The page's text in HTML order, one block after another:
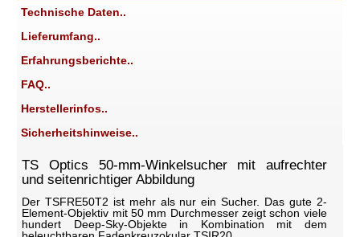
Technische Daten..
Lieferumfang..
Erfahrungsberichte..
FAQ..
Herstellerinfos..
Sicherheitshinweise..
TS Optics 50-mm-Winkelsucher mit aufrechter
und seitenrichtiger Abbildung
Der TSFRE50T2 ist mehr als nur ein Sucher. Das gute 2-
Element-Objektiv mit 50 mm Durchmesser zeigt schon viele
hundert Deep-Sky-Objekte in Kombination mit dem